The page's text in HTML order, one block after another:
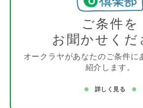
ご条件を
お聞かせくだ
オークラヤがあなたのご条件に
紹介します。
詳しく見る